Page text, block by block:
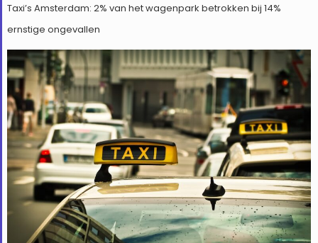
Taxi’s Amsterdam: 2% van het wagenpark betrokken bij 14%
ernstige ongevallen